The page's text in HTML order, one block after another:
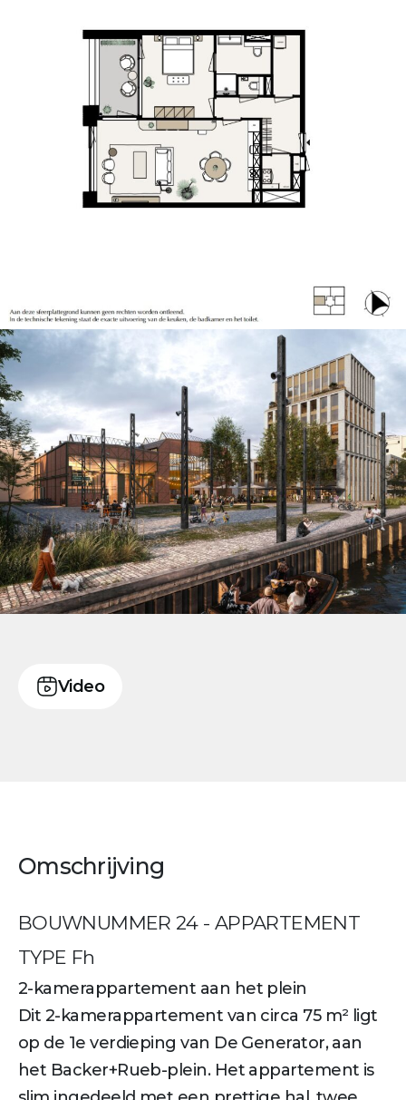
Video
Omschrijving
BOUWNUMMER 24 - APPARTEMENT
TYPE Fh
2-kamerappartement aan het plein
Dit 2-kamerappartement van circa 75 m² ligt
op de 1e verdieping van De Generator, aan
het Backer+Rueb-plein. Het appartement is